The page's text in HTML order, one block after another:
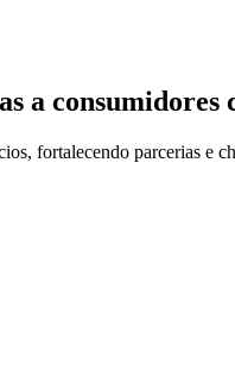
a consumidores
fortalecendo parcerias e